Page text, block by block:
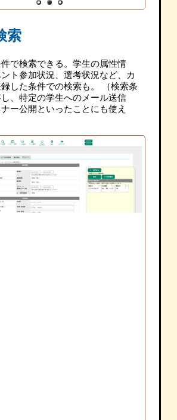
1 2 3
索
で検索できる。学生の属性情
ト参加状況、選考状況など、カ
した条件での検索も。 （検索条
、特定の学生へのメール送信
ー公開といったことにも使え